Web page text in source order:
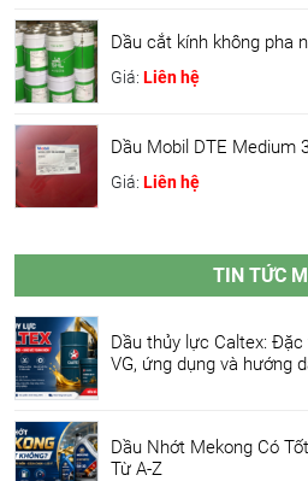
Dầu cắt kính không pha
Giá: Liên hệ
Dầu Mobil DTE Medium
Giá: Liên hệ
TIN TỨC
Dầu thủy lực Caltex:
VG, ứng dụng và hướng
Dầu Nhớt Mekong Có
Từ A-Z